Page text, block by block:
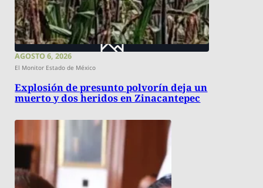
AGOSTO 6, 2026
El Monitor Estado de México
Explosión de presunto polvorín deja un
muerto y dos heridos en Zinacantepec